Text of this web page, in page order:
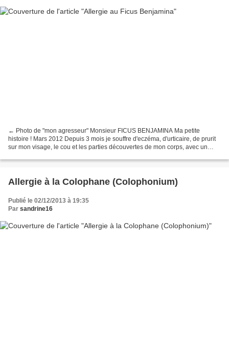
← Photo de "mon agresseur" Monsieur FICUS BENJAMINA Ma petite
histoire ! Mars 2012 Depuis 3 mois je souffre d'eczéma, d'urticaire, de prurit
sur mon visage, le cou et les parties découvertes de mon corps, avec un
Allergie à la Colophane (Colophonium)
Publié le 02/12/2013 à 19:35
Par sandrine16